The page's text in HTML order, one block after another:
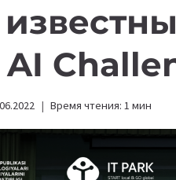
Время чтения: 1 мин